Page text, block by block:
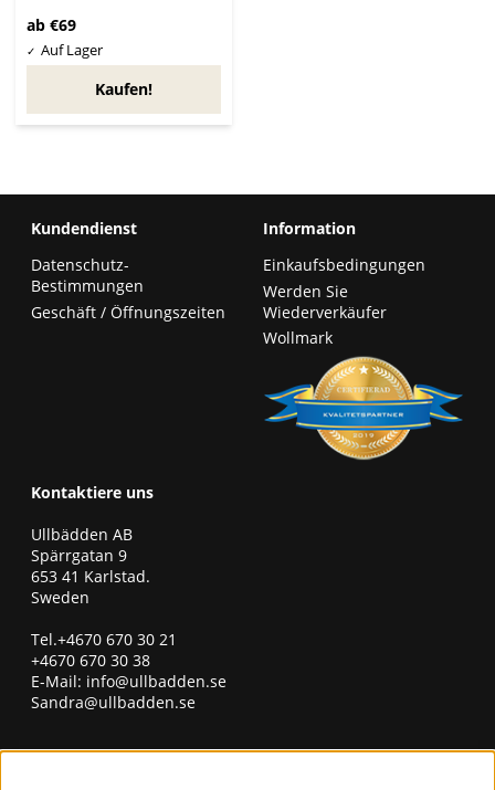
ab €69
Kaufen!
Kundendienst
Datenschutz-
Bestimmungen
Geschäft / Öffnungszeiten
Information
Einkaufsbedingungen
Werden Sie
Wiederverkäufer
Wollmark
Kontaktiere uns
Ullbädden AB
Spärrgatan 9
653 41 Karlstad.
Sweden
Tel.+4670 670 30 21
+4670 670 30 38
E-Mail: info@ullbadden.se
Sandra@ullbadden.se